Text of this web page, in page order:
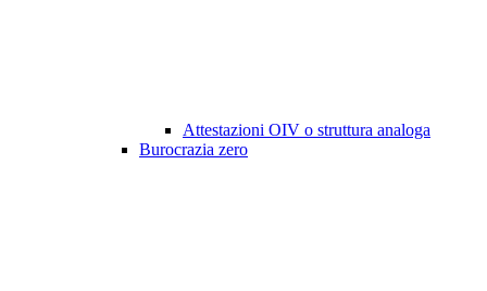
Attestazioni OIV o struttura analoga
Burocrazia zero